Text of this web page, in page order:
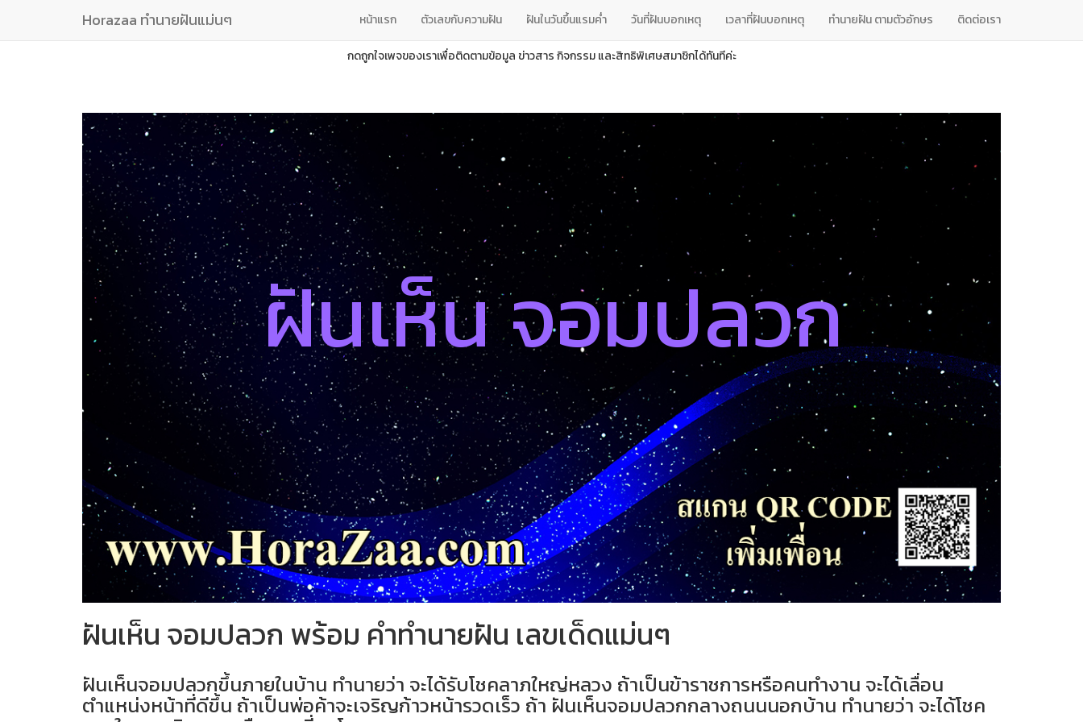
Horazaa ทำนายฝันแม่นๆ หน้าแรก ตัวเลขกับความฝัน ฝันในวันขึ้นแรมค่ำ วันที่ฝันบอกเหตุ เวลาที่ฝันบอกเหตุ ทํานายฝัน ตามตัวอักษร ติดต่อเรา
กดถูกใจเพจของเราเพื่อติดตามข้อมูล ข่าวสาร กิจกรรม และสิทธิพิเศษสมาชิกได้ทันทีค่ะ
ฝันเห็น จอมปลวก
ฝันเห็น จอมปลวก พร้อม คำทำนายฝัน เลขเด็ดแม่นๆ
ฝันเห็นจอมปลวกขึ้นภายในบ้าน ทำนายว่า จะได้รับโชคลาภใหญ่หลวง ถ้าเป็นข้าราชการหรือคนทำงาน จะได้เลื่อน
ตำแหน่งหน้าที่ดีขึ้น ถ้าเป็นพ่อค้าจะเจริญก้าวหน้ารวดเร็ว ถ้า ฝันเห็นจอมปลวกกลางถนนนอกบ้าน ทำนายว่า จะได้โชค